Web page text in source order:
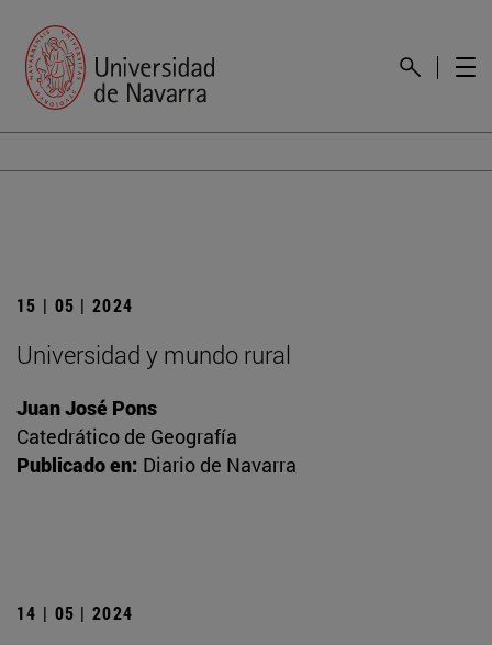
15 | 05 | 2024
Universidad y mundo rural
Juan José Pons
Catedrático de Geografía
Publicado en: Diario de Navarra
14 | 05 | 2024